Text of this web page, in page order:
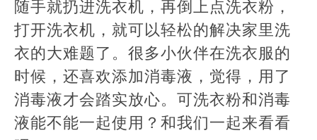
随手就扔进洗衣机，再倒上点洗衣粉，
打开洗衣机，就可以轻松的解决家里洗
衣的大难题了。很多小伙伴在洗衣服的
时候，还喜欢添加消毒液，觉得，用了
消毒液才会踏实放心。可洗衣粉和消毒
液能不能一起使用？和我们一起来看看